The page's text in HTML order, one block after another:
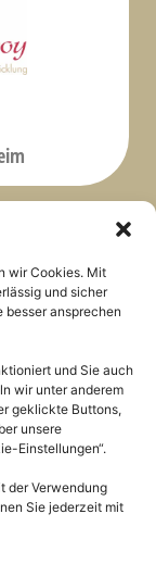
wir Cookies. Mit
und sicher
besser ansprechen
und Sie auch
wir unter anderem
geklickte Buttons,
unsere
Einstellungen“.
der Verwendung
Sie jederzeit mit